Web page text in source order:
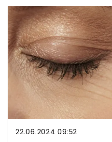
problemu zmieszczą się
kieszeni, dzięki czemu
wszędzie. Co więcej,
Sprawdź najlepsze
naturalną mgiełkę do
22.06.2024 09:52